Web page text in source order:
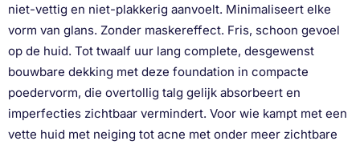
niet-vettig en niet-plakkerig aanvoelt. Minimaliseert elke
vorm van glans. Zonder maskereffect. Fris, schoon gevoel
op de huid. Tot twaalf uur lang complete, desgewenst
bouwbare dekking met deze foundation in compacte
poedervorm, die overtollig talg gelijk absorbeert en
imperfecties zichtbaar vermindert. Voor wie kampt met een
vette huid met neiging tot acne met onder meer zichtbare